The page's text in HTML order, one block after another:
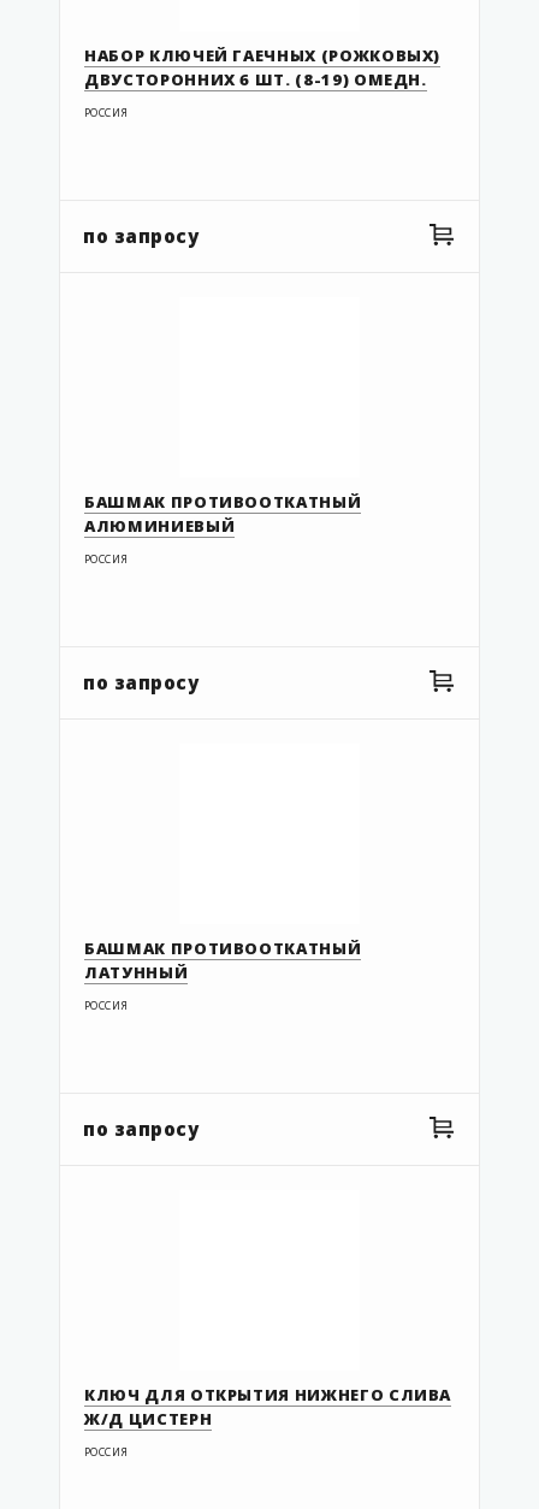
НАБОР КЛЮЧЕЙ ГАЕЧНЫХ (РОЖКОВЫХ)
ДВУСТОРОННИХ 6 ШТ. (8-19) ОМЕДН.
РОССИЯ
по запросу
БАШМАК ПРОТИВООТКАТНЫЙ
АЛЮМИНИЕВЫЙ
РОССИЯ
по запросу
БАШМАК ПРОТИВООТКАТНЫЙ
ЛАТУННЫЙ
РОССИЯ
по запросу
КЛЮЧ ДЛЯ ОТКРЫТИЯ НИЖНЕГО СЛИВА
Ж/Д ЦИСТЕРН
РОССИЯ